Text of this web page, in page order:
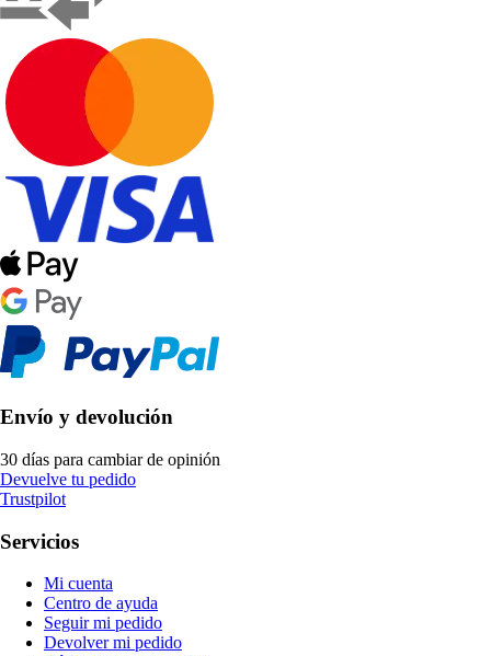
Envío y devolución
30 días para cambiar de opinión
Devuelve tu pedido
Trustpilot
Servicios
Mi cuenta
Centro de ayuda
Seguir mi pedido
Devolver mi pedido